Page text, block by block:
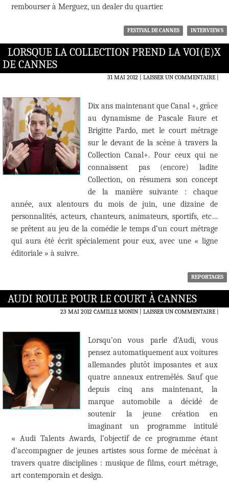
rembourser à Merguez, un dealer du quartier.
FESTIVAL DE CANNES INTERVIEWS
LORSQUE LA COLLECTION PREND LA VOI(E)X
DE CANNES
31 MAI 2012 LAISSER UN COMMENTAIRE|
Dix ans maintenant que Canal +, grâce
au dynamisme de Pascale Faure et
Brigitte Pardo, met le court métrage
sur le devant de la scène à travers la
Collection Canal+. Pour ceux qui ne
connaissent pas (encore) ladite
Collection, on résumera son concept
de la manière suivante : chaque
année, aux alentours du mois de juin, une dizaine de
personnalités, acteurs, chanteurs, animateurs, sportifs, etc…
se prêtent au jeu de la comédie le temps d’un court métrage
qui aura été écrit spécialement pour eux, avec une « ligne
éditoriale » à suivre.
REPORTAGES
AUDI ROULE POUR LE COURT À CANNES
23 MAI 2012 CAMILLE MONIN LAISSER UN COMMENTAIRE|
Lorsqu’on vous parle d’Audi, vous
pensez automatiquement aux voitures
allemandes plutôt imposantes et aux
quatre anneaux entremêlés. Sauf que
depuis cinq ans maintenant, la
marque automobile a décidé de
soutenir la jeune création en
imaginant un programme intitulé
« Audi Talents Awards, l’objectif de ce programme étant
d’accompagner de jeunes artistes sous forme de mécénat à
travers quatre disciplines : musique de films, court métrage,
art contemporain et design.